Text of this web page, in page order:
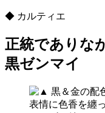
◆ カルティエ
正統でありな
黒ゼンマイ